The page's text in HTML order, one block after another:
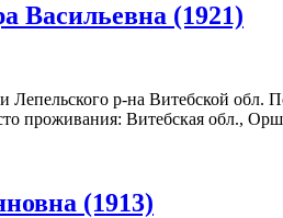
Васильевна (1921)
Лепельского р-на Витебской
проживания: Витебская обл.,
(1913)